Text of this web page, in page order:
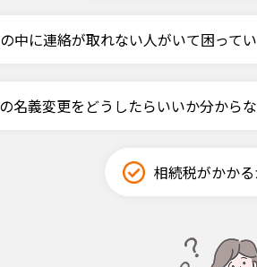
中に連絡が取れない人がいて困って
名義変更をどうしたらいいか分から
相続税がかか